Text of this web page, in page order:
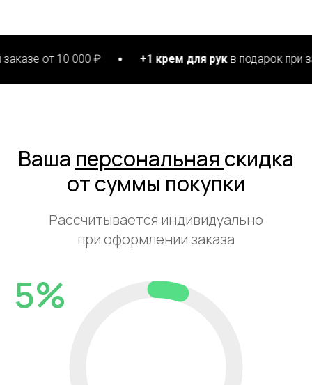
000 ₽ +1 крем для рукв подарок при заказе от
Ваша персональная скидка
от суммы покупки
Рассчитывается индивидуально
при оформлении заказа
5%